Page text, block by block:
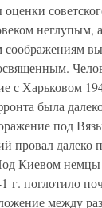
с Харьковом
была
под
провал далеко
Киевом
г. поглотило
между